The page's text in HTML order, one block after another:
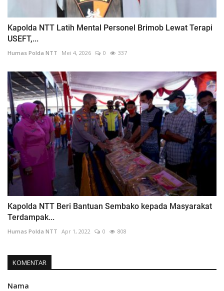
Kapolda NTT Latih Mental Personel Brimob Lewat Terapi
USEFT,...
Humas Polda NTT Mei 4, 2026 0 337
Kapolda NTT Beri Bantuan Sembako kepada Masyarakat
Terdampak...
Humas Polda NTT Apr 1, 2022 0 808
KOMENTAR
Nama